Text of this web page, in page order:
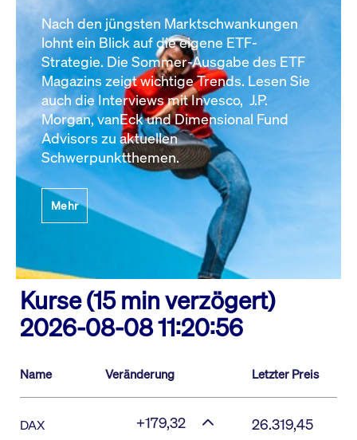
Nach den jüngsten Marktschwankungen
lohnt ein Blick auf die eigene ETF-
Strategie. Die Sommer-Ausgabe des ETF
Magazins zeigt wichtige Trends. Lesen Sie
auch die Interviews mit Invesco, J.P.
Morgan, vanEck und Dimensional Fund
Advisors zu aktuellen
Schwerpunktthemen.
Mehr
Kurse (15 min verzögert)
2026-08-08 11:20:56
Name Veränderung Letzter Preis
DAX +179,32 26.319,45